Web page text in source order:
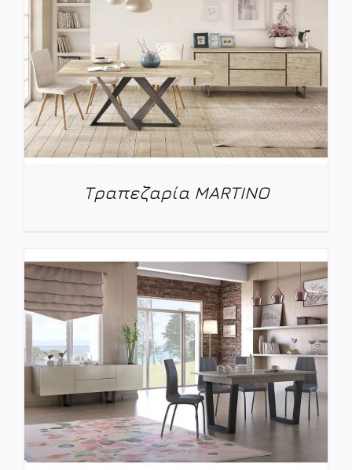
ΛΕΠΤΟΜΈΡΕΙΕΣ
Τραπεζαρία MARTINO